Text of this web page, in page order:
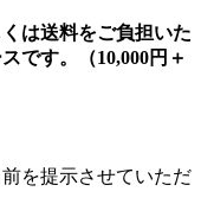
は送料をご負担いた
です。（10,000円＋
を提示させていただ